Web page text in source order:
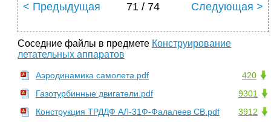
< Предыдущая 71 / 74 Следующая >
Соседние файлы в предмете Конструирование
летательных аппаратов
420
Аэродинамика самолета.pdf
9301
Газотурбинные двигатели.pdf
3912
Конструкция ТРДДФ АЛ-31Ф-Фалалеев СВ.pdf